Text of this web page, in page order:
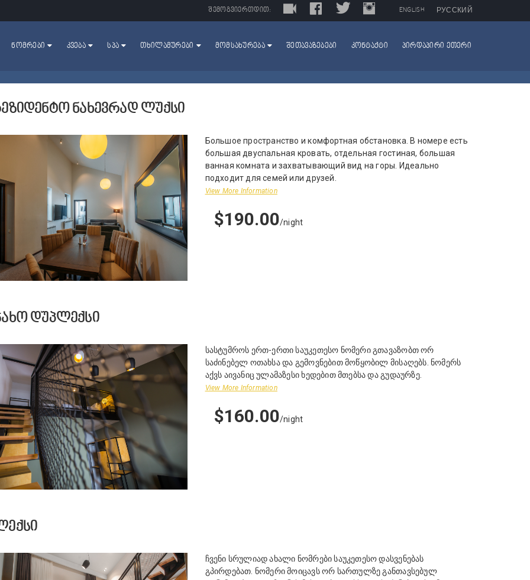
ᲨᲔᲛᲝᲒᲕᲘᲔᲠᲗᲓᲘᲗ: FACEBOOK TWITTERINSTAGRAM
TRIPADVISOR
ENGLISH РУССКИЙ
ᲜᲝᲛᲠᲔᲑᲘ ᲙᲕᲔᲑᲐ ᲡᲞᲐ ᲗᲮᲘᲚᲐᲛᲣᲠᲔᲑᲘ ᲛᲝᲛᲡᲐᲮᲣᲠᲔᲑᲐ ᲨᲔᲗᲐᲕᲐᲖᲔᲑᲔᲑᲘ ᲙᲝᲜᲢᲐᲥᲢᲘ ᲞᲘᲠᲓᲐᲞᲘᲠᲘ ᲔᲗᲔᲠᲘ
ᲜᲐᲮᲔᲕᲠᲐᲓ ᲚᲣᲥᲡᲘ
Большое пространство и комфортная обстановка. В номере есть
большая двуспальная кровать, отдельная гостиная, большая
ванная комната и захватывающий вид на горы. Идеально
подходит для семей или друзей.
View More Information
$190.00/night
ᲓᲣᲞᲚᲔᲥᲡᲘ
სასტუმროს ერთ-ერთი საუკეთესო ნომერი გთავაზობთ ორ
საძინებელ ოთახსა და გემოვნებით მოწყობილ მისაღებს. ნომერს
აქვს აივანიც ულამაზესი ხედებით მთებსა და გუდაურზე.
View More Information
$160.00/night
ჩვენი სრულიად ახალი ნომრები საუკეთესო დასვენებას
გპირდებათ. ნომერი მოიცავს ორ სართულზე განთავსებულ